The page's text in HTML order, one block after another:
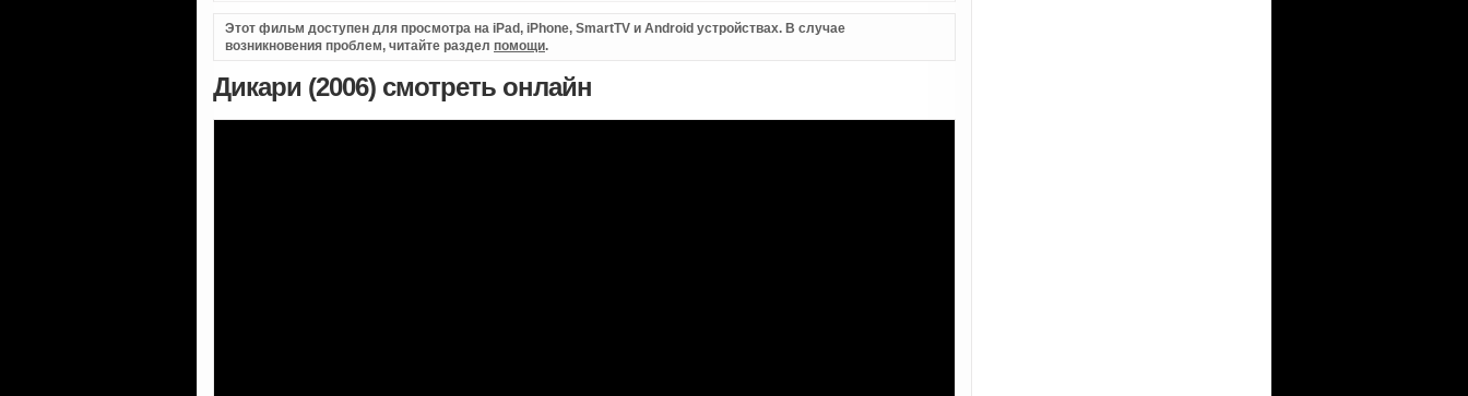
Этот фильм доступен для просмотра на iPad, iPhone, SmartTV и Android устройствах. В случае
возникновения проблем, читайте раздел помощи.
Дикари (2006) смотреть онлайн